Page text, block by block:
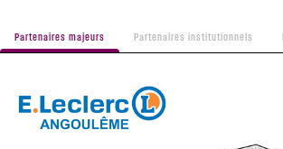
Partenaires majeurs Partenaires institutionnels